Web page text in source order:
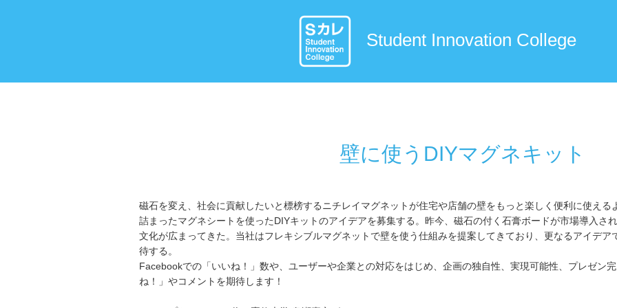
Student Innovation College
壁に使うDIYマグネキット
磁石を変え、社会に貢献したいと標榜するニチレイマグネットが住宅や店舗の壁をもっと楽しく便利に使える
詰まったマグネシートを使ったDIYキットのアイデアを募集する。昨今、磁石の付く石膏ボードが市場導入さ
文化が広まってきた。当社はフレキシブルマグネットで壁を使う仕組みを提案してきており、更なるアイデア
待する。
Facebookでの「いいね！」数や、ユーザーや企業との対応をはじめ、企画の独自性、実現可能性、プレゼン
ね！」やコメントを期待します！